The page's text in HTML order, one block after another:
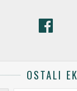
OSTALI